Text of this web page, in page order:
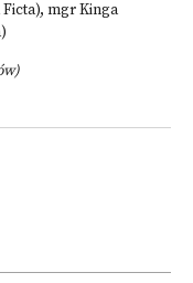
mgr Kinga